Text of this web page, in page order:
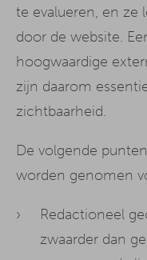
te evalueren, en ze
door de website.
hoogwaardige
zijn daarom
zichtbaarheid.
De volgende
worden genomen
Redactioneel
zwaarder dan